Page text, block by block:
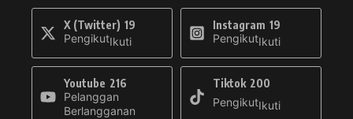
X (Twitter) 19
PengikutIkuti
Instagram 19
PengikutIkuti
Youtube 216
Pelanggan
Berlangganan
Tiktok 200
PengikutIkuti